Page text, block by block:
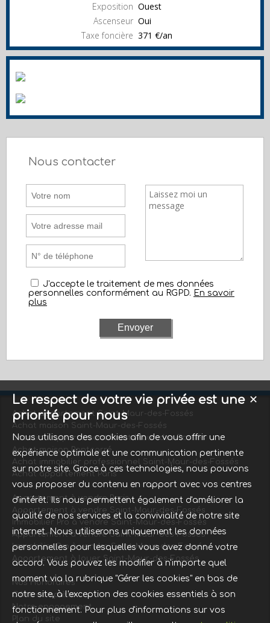
Exposition Ouest
Ascenseur Oui
Taxe foncière 371 €/an
Nous contacter
J'accepte le traitement de mes données
personnelles conformément au RGPD. En savoir
plus
Achat appartement Saint-Maur-des-Fossés
Achat maison Saint-Maur-des-Fossés
Location appartement Saint-Maur-des-Fossés
Achat maison Pontcarré
Achat immobilier professionnel Saint-Maur-des-Fossés
Achat appartement Paris
Appartement à vendre Paris
Appartement à vendre Saint-Maur-des-Fossés
Immobilier Pro à vendre Saint-Maur-des-Fossés
Appartement à vendre Saint-Maur-des-Fossés
Immobilier Pro à vendre Saint-Maur-des-Fossés
Appartement à louer Saint-Maur-des-Fossés
Nos Honoraires
Offre complète
Notre engagement
Plan du site
✕
Le respect de votre vie privée est une
priorité pour nous
Nous utilisons des cookies afin de vous offrir une
expérience optimale et une communication pertinente
sur notre site. Grace à ces technologies, nous pouvons
vous proposer du contenu en rapport avec vos centres
d'intérêt. Ils nous permettent également d'améliorer la
qualité de nos services et la convivialité de notre site
internet. Nous utiliserons uniquement les données
personnelles pour lesquelles vous avez donné votre
accord. Vous pouvez les modifier à n'importe quel
moment via la rubrique "Gérer les cookies" en bas de
notre site, à l'exception des cookies essentiels à son
fonctionnement. Pour plus d'informations sur vos